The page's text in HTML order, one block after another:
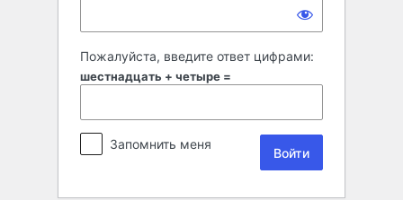
Пожалуйста, введите ответ цифрами:
шестнадцать + четыре =
Запомнить меня